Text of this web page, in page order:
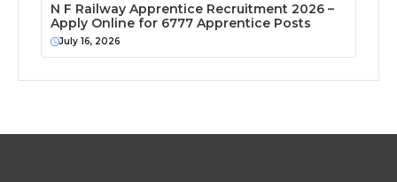
N F Railway Apprentice Recruitment 2026 –
Apply Online for 6777 Apprentice Posts
July 16, 2026